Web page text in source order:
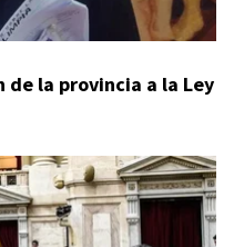
la provincia a la Ley